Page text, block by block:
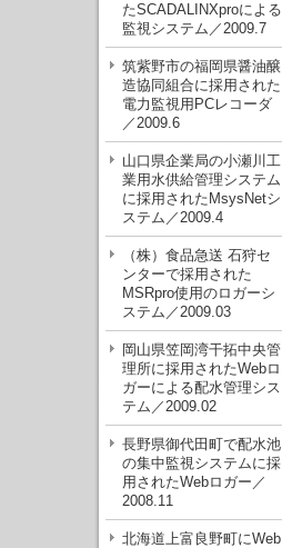
たSCADALINXproによる
監視システム／2009.7
筑紫野市の福岡県醤油醸
造協同組合に採用された
電力監視用PCレコーダ
／2009.6
山口県企業局の小瀬川工
業用水供給管理システム
に採用されたMsysNetシ
ステム／2009.4
（株）食品急送 石狩セ
ンターで採用された
MSRpro使用のロガーシ
ステム／2009.03
岡山県笠岡湾干拓中央管
理所に採用されたWebロ
ガーによる配水管理シス
テム／2009.02
長野県御代田町で配水池
の集中監視システムに採
用されたWebロガー／
2008.11
北海道上富良野町にWeb